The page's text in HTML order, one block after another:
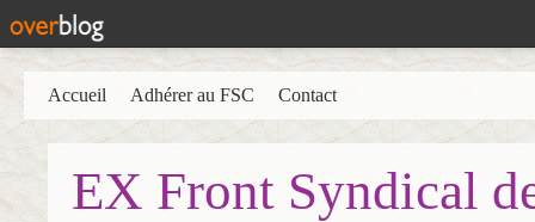
EX Front Syndical
Accueil Adhérer au FSC Contact